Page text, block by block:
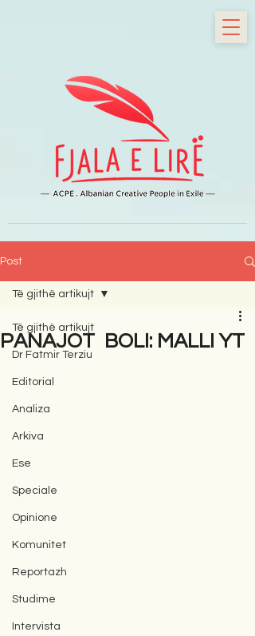
Post
Të gjithë artikujt
Dr Fatmir Terziu
Editorial
Analiza
Arkiva
Ese
Speciale
Opinione
Komunitet
Reportazh
Studime
Intervista
Të gjithë artikujt
PANAJOT BOLI: MALLI YT